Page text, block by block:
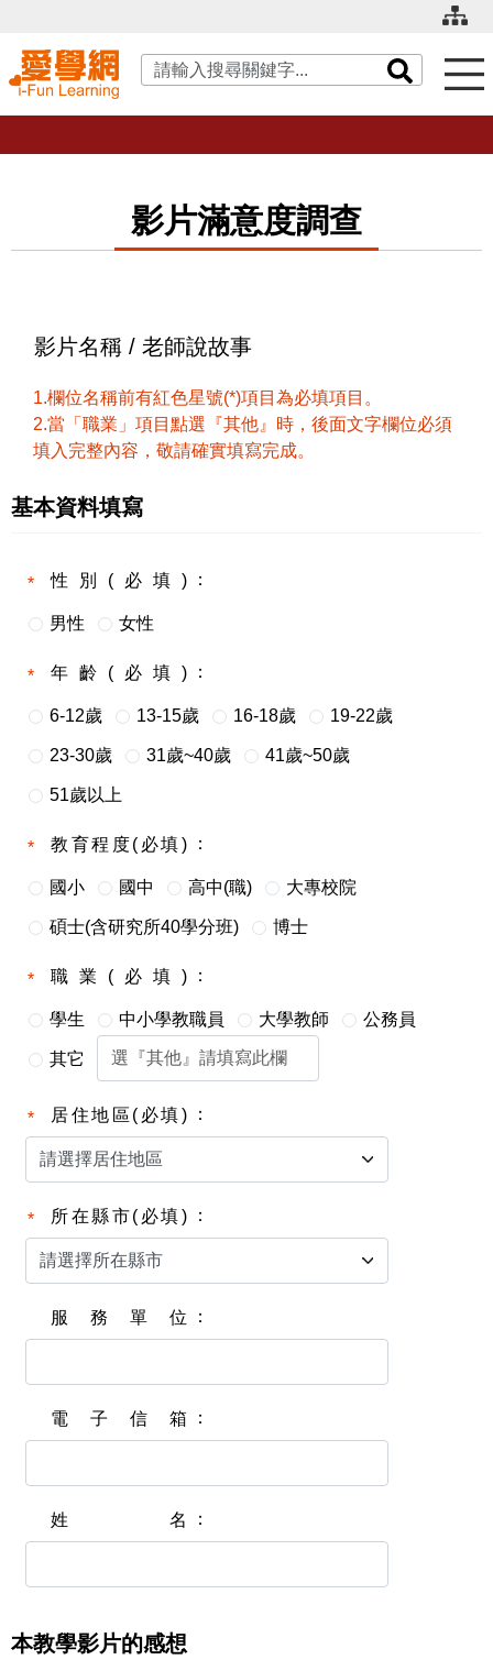
關鍵字搜尋
影片滿意度調查
影片名稱 / 老師說故事
1.欄位名稱前有紅色星號(*)項目為必填項目。
2.當「職業」項目點選『其他』時，後面文字欄位必須
填入完整內容，敬請確實填寫完成。
基本資料填寫
性別(必填)
男性 女性
年齡(必填)
6-12歲 13-15歲 16-18歲 19-22歲
23-30歲 31歲~40歲 41歲~50歲
51歲以上
教育程度(必填)
國小 國中 高中(職) 大專校院
碩士(含研究所40學分班) 博士
職業(必填)
學生 中小學教職員 大學教師 公務員
其它
居住地區(必填)
所在縣市(必填)
服務單位
電子信箱
姓名
本教學影片的感想